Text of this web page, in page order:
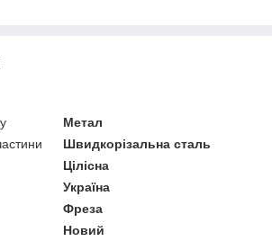
Метал
Швидкорізальна сталь
Цілісна
Україна
Фреза
Новий